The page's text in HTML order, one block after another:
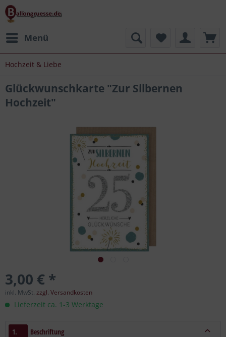
Menü
Hochzeit & Liebe
Glückwunschkarte "Zur Silbernen
Hochzeit"
3,00 € *
inkl. MwSt. zzgl. Versandkosten
Lieferzeit ca. 1-3 Werktage
1. Beschriftung